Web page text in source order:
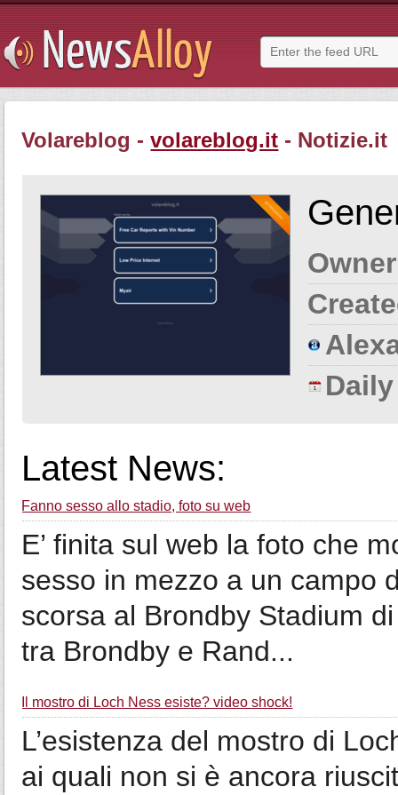
Volareblog -volareblog.it - Notizie.it
Latest News:
Fanno sesso allo stadio, foto su web
E’ finita sul web la foto che
sesso in mezzo a un campo
scorsa al Brondby Stadium
tra Brondby e Rand...
Il mostro di Loch Ness esiste? video shock!
L’esistenza del mostro di
ai quali non si è ancora